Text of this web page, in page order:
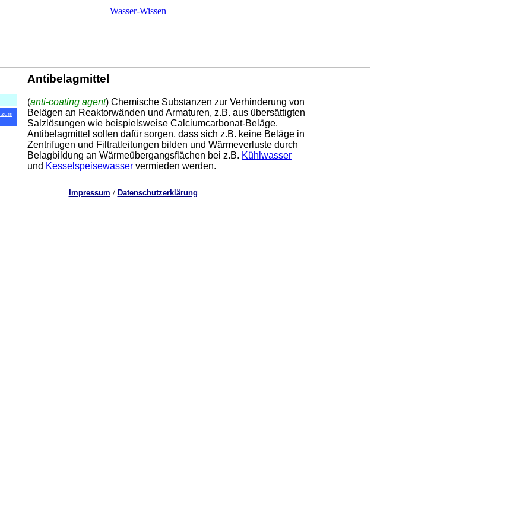
zum
Antibelagmittel
(anti-coating agent) Chemische Substanzen zur Verhinderung von
Belägen an Reaktorwänden und Armaturen, z.B. aus übersättigten
Salzlösungen wie beispielsweise Calciumcarbonat-Beläge.
Antibelagmittel sollen dafür sorgen, dass sich z.B. keine Beläge in
Zentrifugen und Filtratleitungen bilden und Wärmeverluste durch
Belagbildung an Wärmeübergangsflächen bei z.B. Kühlwasser
und Kesselspeisewasser vermieden werden.
Impressum / Datenschutzerklärung